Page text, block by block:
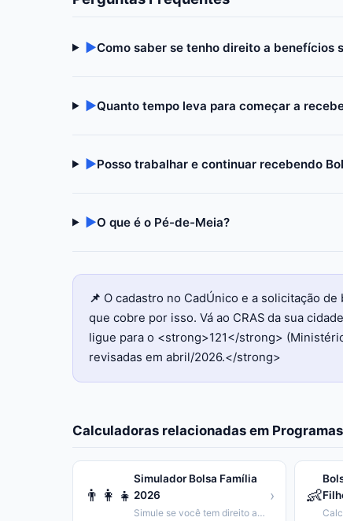
▶Como saber se tenho direito a benefícios
▶Quanto tempo leva para começar a
▶Posso trabalhar e continuar recebendo
▶O que é o Pé-de-Meia?
📌 O cadastro no CadÚnico e a solicitação
que cobre por isso. Vá ao CRAS da sua
ligue para o <strong>121</strong>
revisadas em abril/2026.</strong>
Calculadoras relacionadas em
👨‍👩‍👧
Simulador Bolsa Família
2026
Simule se você tem direito ao Bolsa Família e calcule o valor.
› 👶